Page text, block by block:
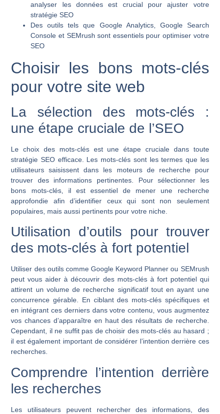
analyser les données est crucial pour ajuster votre
stratégie SEO
Des outils tels que Google Analytics, Google Search
Console et SEMrush sont essentiels pour optimiser votre
SEO
Choisir les bons mots-clés
pour votre site web
La sélection des mots-clés :
une étape cruciale de l’SEO
Le choix des mots-clés est une étape cruciale dans toute
stratégie SEO efficace. Les mots-clés sont les termes que les
utilisateurs saisissent dans les moteurs de recherche pour
trouver des informations pertinentes. Pour sélectionner les
bons mots-clés, il est essentiel de mener une recherche
approfondie afin d’identifier ceux qui sont non seulement
populaires, mais aussi pertinents pour votre niche.
Utilisation d’outils pour trouver
des mots-clés à fort potentiel
Utiliser des outils comme Google Keyword Planner ou SEMrush
peut vous aider à découvrir des mots-clés à fort potentiel qui
attirent un volume de recherche significatif tout en ayant une
concurrence gérable. En ciblant des mots-clés spécifiques et
en intégrant ces derniers dans votre contenu, vous augmentez
vos chances d’apparaître en haut des résultats de recherche.
Cependant, il ne suffit pas de choisir des mots-clés au hasard ;
il est également important de considérer l’intention derrière ces
recherches.
Comprendre l’intention derrière
les recherches
Les utilisateurs peuvent rechercher des informations, des